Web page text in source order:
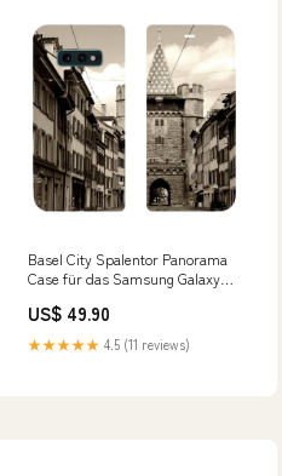
Basel City Spalentor Panorama
Case für das Samsung Galaxy
US$ 49.90
★★★★★ 4.5 (11 reviews)